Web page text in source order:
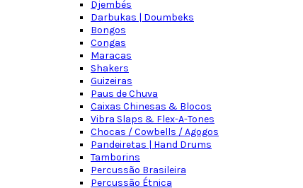
Djembés
Darbukas | Doumbeks
Bongos
Congas
Maracas
Shakers
Guizeiras
Paus de Chuva
Caixas Chinesas & Blocos
Vibra Slaps & Flex-A-Tones
Chocas / Cowbells / Agogos
Pandeiretas | Hand Drums
Tamborins
Percussão Brasileira
Percussão Étnica